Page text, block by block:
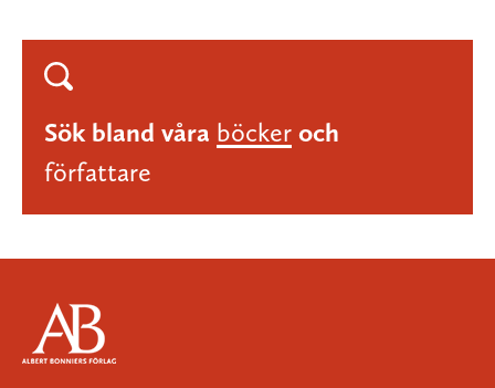
Sök bland våra böcker och
författare